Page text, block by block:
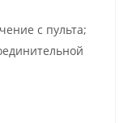
с пульта;